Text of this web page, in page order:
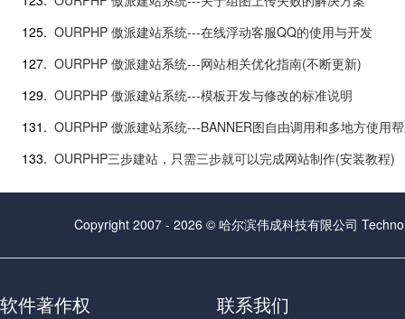
125. OURPHP 傲派建站系统---在线浮动客服QQ的使用与开发
127. OURPHP 傲派建站系统---网站相关优化指南(不断更新)
129. OURPHP 傲派建站系统---模板开发与修改的标准说明
131. OURPHP 傲派建站系统---BANNER图自由调用和多地方使用
133. OURPHP三步建站，只需三步就可以完成网站制作(安装教程)
Copyright 2007 - 2026 © 哈尔滨伟成科技有限公司
软件著作权 联系我们